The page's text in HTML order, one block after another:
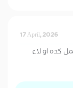
17 April, 2026
كده او لاء